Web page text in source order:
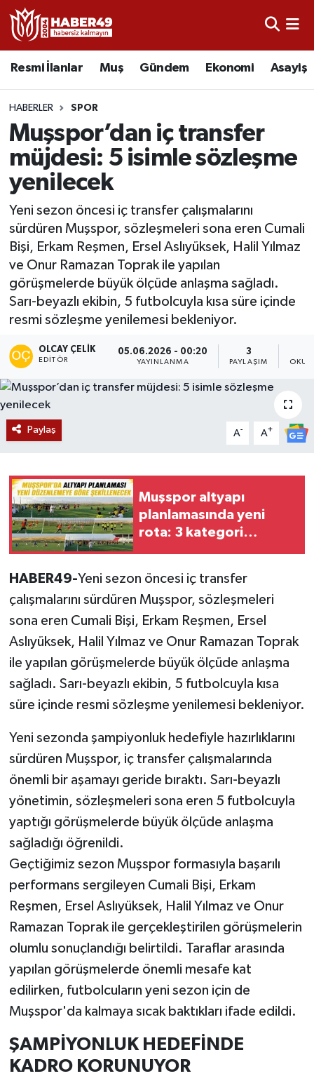
Resmi İlanlar Muş Gündem Ekonomi Asayiş
HABERLER SPOR
Muşspor’dan iç transfer
müjdesi: 5 isimle sözleşme
yenilecek
Yeni sezon öncesi iç transfer çalışmalarını
sürdüren Muşspor, sözleşmeleri sona eren Cumali
Bişi, Erkam Reşmen, Ersel Aslıyüksek, Halil Yılmaz
ve Onur Ramazan Toprak ile yapılan
görüşmelerde büyük ölçüde anlaşma sağladı.
Sarı-beyazlı ekibin, 5 futbolcuyla kısa süre içinde
resmi sözleşme yenilemesi bekleniyor.
OLCAY ÇELIK
EDITÖR
05.06.2026 - 00:20
YAYINLANMA
3
PAYLAŞIM
Paylaş A- A+
Muşspor altyapı
planlamasında yeni
rota: 3 kategori
HABER49-Yeni sezon öncesi iç transfer
çalışmalarını sürdüren Muşspor, sözleşmeleri
sona eren Cumali Bişi, Erkam Reşmen, Ersel
Aslıyüksek, Halil Yılmaz ve Onur Ramazan Toprak
ile yapılan görüşmelerde büyük ölçüde anlaşma
sağladı. Sarı-beyazlı ekibin, 5 futbolcuyla kısa
süre içinde resmi sözleşme yenilemesi bekleniyor.
Yeni sezonda şampiyonluk hedefiyle hazırlıklarını
sürdüren Muşspor, iç transfer çalışmalarında
önemli bir aşamayı geride bıraktı. Sarı-beyazlı
yönetimin, sözleşmeleri sona eren 5 futbolcuyla
yaptığı görüşmelerde büyük ölçüde anlaşma
sağladığı öğrenildi.
Geçtiğimiz sezon Muşspor formasıyla başarılı
performans sergileyen Cumali Bişi, Erkam
Reşmen, Ersel Aslıyüksek, Halil Yılmaz ve Onur
Ramazan Toprak ile gerçekleştirilen görüşmelerin
olumlu sonuçlandığı belirtildi. Taraflar arasında
yapılan görüşmelerde önemli mesafe kat
edilirken, futbolcuların yeni sezon için de
Muşspor'da kalmaya sıcak baktıkları ifade edildi.
ŞAMPİYONLUK HEDEFİNDE
KADRO KORUNUYOR
Resmi İlanlar
Asayiş
Eğitim
Sağlık
Gündem
Spor
Kültür Sanat
Hasköy
Korkut
Bulanık
Varto
Uşak Nöbetçi Eczaneler
Uşak Hava Durumu
Uşak Namaz Vakitleri
Uşak Trafik Yoğunluk Haritası
Tüm Manşetler
Son Dakika Haberleri
Haber Arşivi